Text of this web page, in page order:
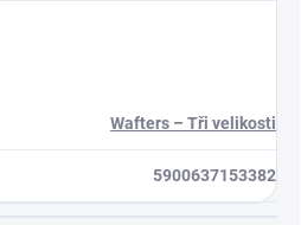
Wafters – Tři velikosti
5900637153382